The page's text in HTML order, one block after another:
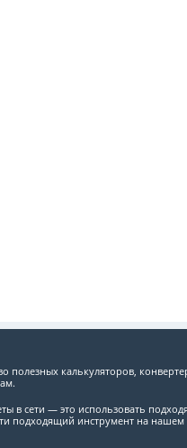
полезных калькуляторов,
в сети — это использовать
подходящий инструмент на нашем